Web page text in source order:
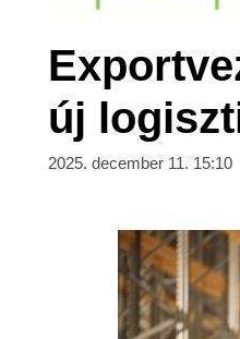
új
2025. december 11. 15:10